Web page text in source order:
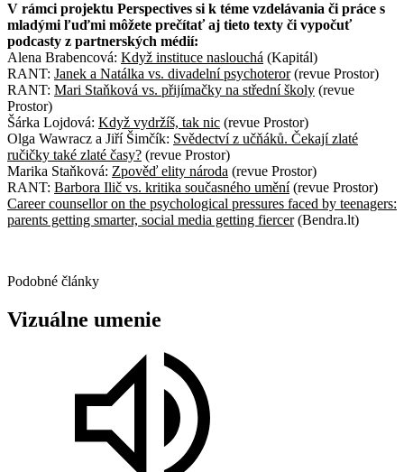
V rámci projektu Perspectives si k téme vzdelávania či práce s
mladými ľuďmi môžete prečítať aj tieto texty či vypočuť
podcasty z partnerských médií:
Alena Brabencová: Když instituce naslouchá (Kapitál)
RANT: Janek a Natálka vs. divadelní psychoteror(revue Prostor)
RANT: Mari Staňková vs. přijímačky na střední školy (revue
Prostor)
Šárka Lojdová: Když vydržíš, tak nic (revue Prostor)
Olga Wawracz a Jiří Šimčík: Svědectví z učňáků. Čekají zlaté
ručičky také zlaté časy? (revue Prostor)
Marika Staňková: Zpověď elity národa (revue Prostor)
RANT: Barbora Ilič vs. kritika současného umění(revue Prostor)
Career counsellor on the psychological pressures faced by teenagers:
parents getting smarter, social media getting fiercer(Bendra.lt)
Podobné články
Vizuálne umenie